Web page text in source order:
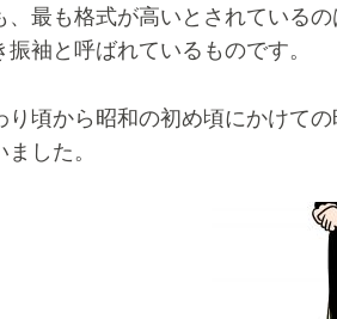
最も格式が高いとされているの
袖と呼ばれているものです。
り頃から昭和の初め頃にかけて
した。